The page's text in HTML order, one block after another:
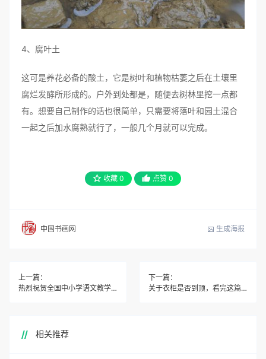
4、腐叶土
这可是养花必备的酸土，它是树叶和植物枯萎之后在土壤里
腐烂发酵所形成的。户外到处都是，随便去树林里挖一点都
有。想要自己制作的话也很简单，只需要将落叶和园土混合
一起之后加水腐熟就行了，一般几个月就可以完成。
收藏 0 点赞 0
中国书画网 生成海报
上一篇：
热烈祝贺全国中小学语文教学高峰论坛成功举办
下一篇：
关于衣柜是否到顶，看完这篇文章就懂了！
相关推荐